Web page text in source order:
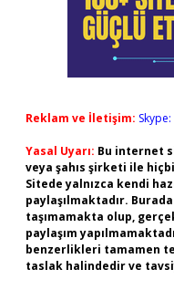
Reklam ve İletişim:
Yasal Uyarı: Bu internet
veya şahıs şirketi ile
Sitede yalnızca kendi
paylaşılmaktadır.
taşımamakta olup,
paylaşım
benzerlikleri tamamen
taslak halindedir ve